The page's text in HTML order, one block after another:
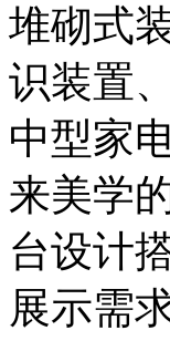
堆砌式
识装置
中型家
来美学
台设计
展示需